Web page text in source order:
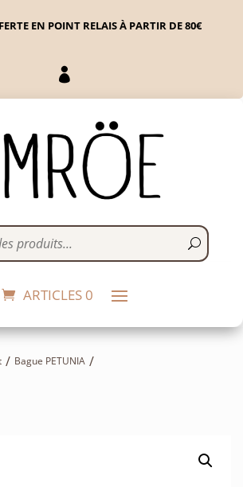
EN POINT RELAIS À PARTIR DE 80€

ARTICLES 0
Bague PETUNIA
Masque peel-off détox
oxygénant